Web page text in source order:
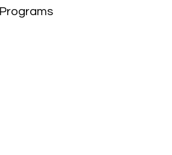
Programs